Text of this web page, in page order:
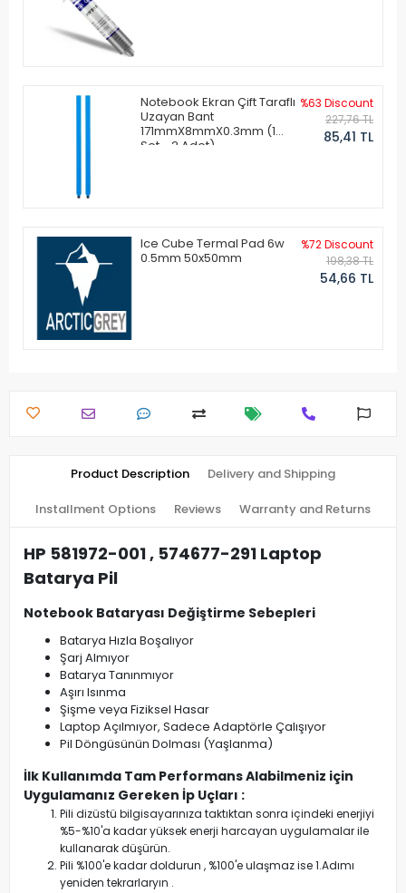
Notebook Ekran Çift Taraflı
Uzayan Bant
171mmX8mmX0.3mm (1
Set - 2 Adet)
%63 Discount
227,76 TL
85,41 TL
Ice Cube Termal Pad 6w
0.5mm 50x50mm
%72 Discount
198,38 TL
54,66 TL
Product Description Delivery and Shipping
Installment Options Reviews Warranty and Returns
HP 581972-001 , 574677-291 Laptop
Batarya Pil
Notebook Bataryası Değiştirme Sebepleri
Batarya Hızla Boşalıyor
Şarj Almıyor
Batarya Tanınmıyor
Aşırı Isınma
Şişme veya Fiziksel Hasar
Laptop Açılmıyor, Sadece Adaptörle Çalışıyor
Pil Döngüsünün Dolması (Yaşlanma)
İlk Kullanımda Tam Performans Alabilmeniz için
Uygulamanız Gereken İp Uçları :
Pili dizüstü bilgisayarınıza taktıktan sonra içindeki enerjiyi
%5-%10'a kadar yüksek enerji harcayan uygulamalar ile
kullanarak düşürün.
Pili %100'e kadar doldurun , %100'e ulaşmaz ise 1.Adımı
yeniden tekrarlaryın .